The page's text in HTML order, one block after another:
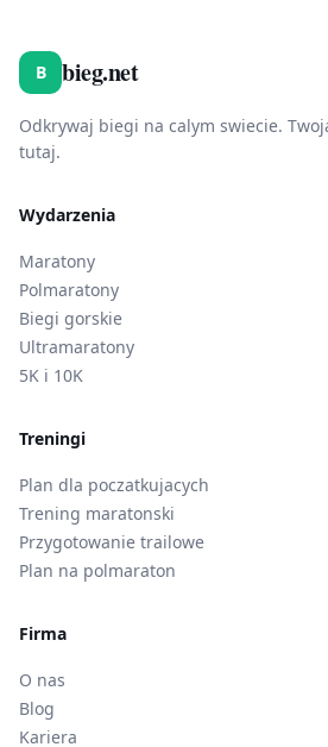
B bieg.net
Odkrywaj biegi na calym swiecie.
tutaj.
Wydarzenia
Maratony
Polmaratony
Biegi gorskie
Ultramaratony
5K i 10K
Treningi
Plan dla poczatkujacych
Trening maratonski
Przygotowanie trailowe
Plan na polmaraton
Firma
O nas
Blog
Kariera